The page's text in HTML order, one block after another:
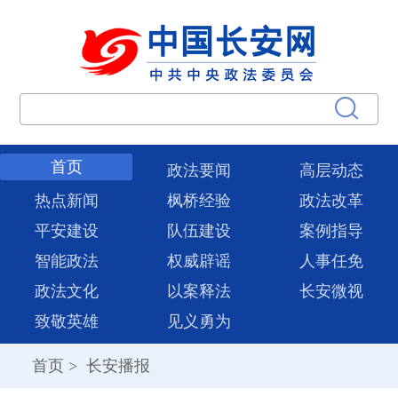
首页 政法要闻
高层动态
热点新闻
枫桥经验
政法改革
平安建设
队伍建设
案例指导
智能政法
权威辟谣
人事任免
政法文化
以案释法
长安微视
致敬英雄
见义勇为
首页 > 长安播报